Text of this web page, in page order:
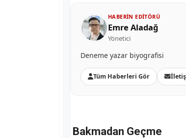
HABERIN EDITÖRÜ
Emre Aladağ
Yönetici
Deneme yazar biyografisi
Tüm Haberleri Gör
Bakmadan Geçme